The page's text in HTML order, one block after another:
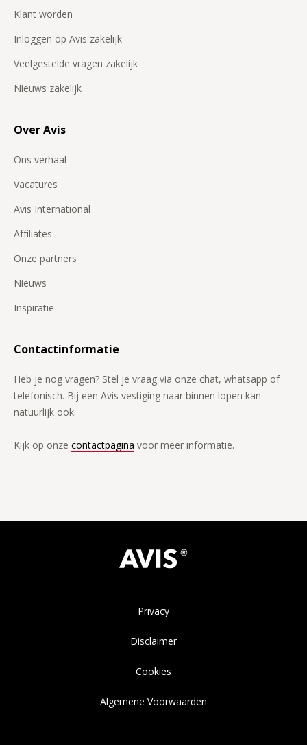
Klant worden
Inloggen op Avis zakelijk
Veelgestelde vragen zakelijk
Nieuws zakelijk
Over Avis
Ons verhaal
Vacatures
Avis International
Affiliates
Onze partners
Nieuws
Inspiratie
Contactinformatie
Heb je nog vragen? Stel je vraag via onze chat, whatsapp of
telefonisch. Bij een Avis vestiging naar binnen lopen kan
natuurlijk ook.
Kijk op onze contactpagina voor meer informatie.
Privacy
Disclaimer
Cookies
Algemene Voorwaarden